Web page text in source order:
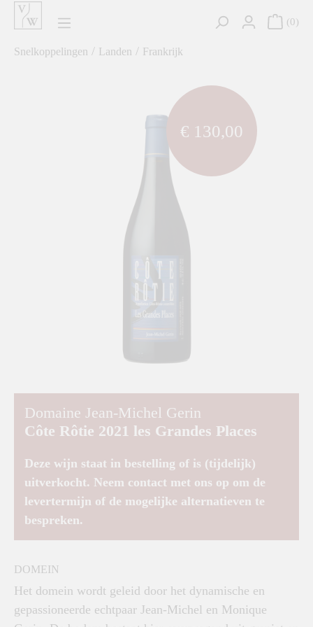
0
Snelkoppelingen / Landen / Frankrijk
€ 130,00
component.cms.imageGallery.skipImageGallery
Domaine Jean-Michel Gerin
Côte Rôtie 2021 les Grandes Places
Deze wijn staat in bestelling of is (tijdelijk)
uitverkocht. Neem contact met ons op om de
levertermijn of de mogelijke alternatieven te
bespreken.
DOMEIN
Het domein wordt geleid door het dynamische en
gepassioneerde echtpaar Jean-Michel en Monique